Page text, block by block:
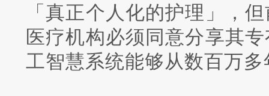
「真正个人化的护理」，
医疗机构必须同意分享其
工智慧系统能够从数百万